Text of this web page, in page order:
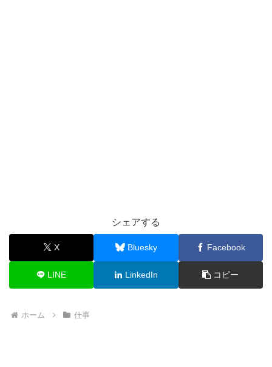
シェアする
X Bluesky Facebook
LINE LinkedIn コピー
ホーム 仕事